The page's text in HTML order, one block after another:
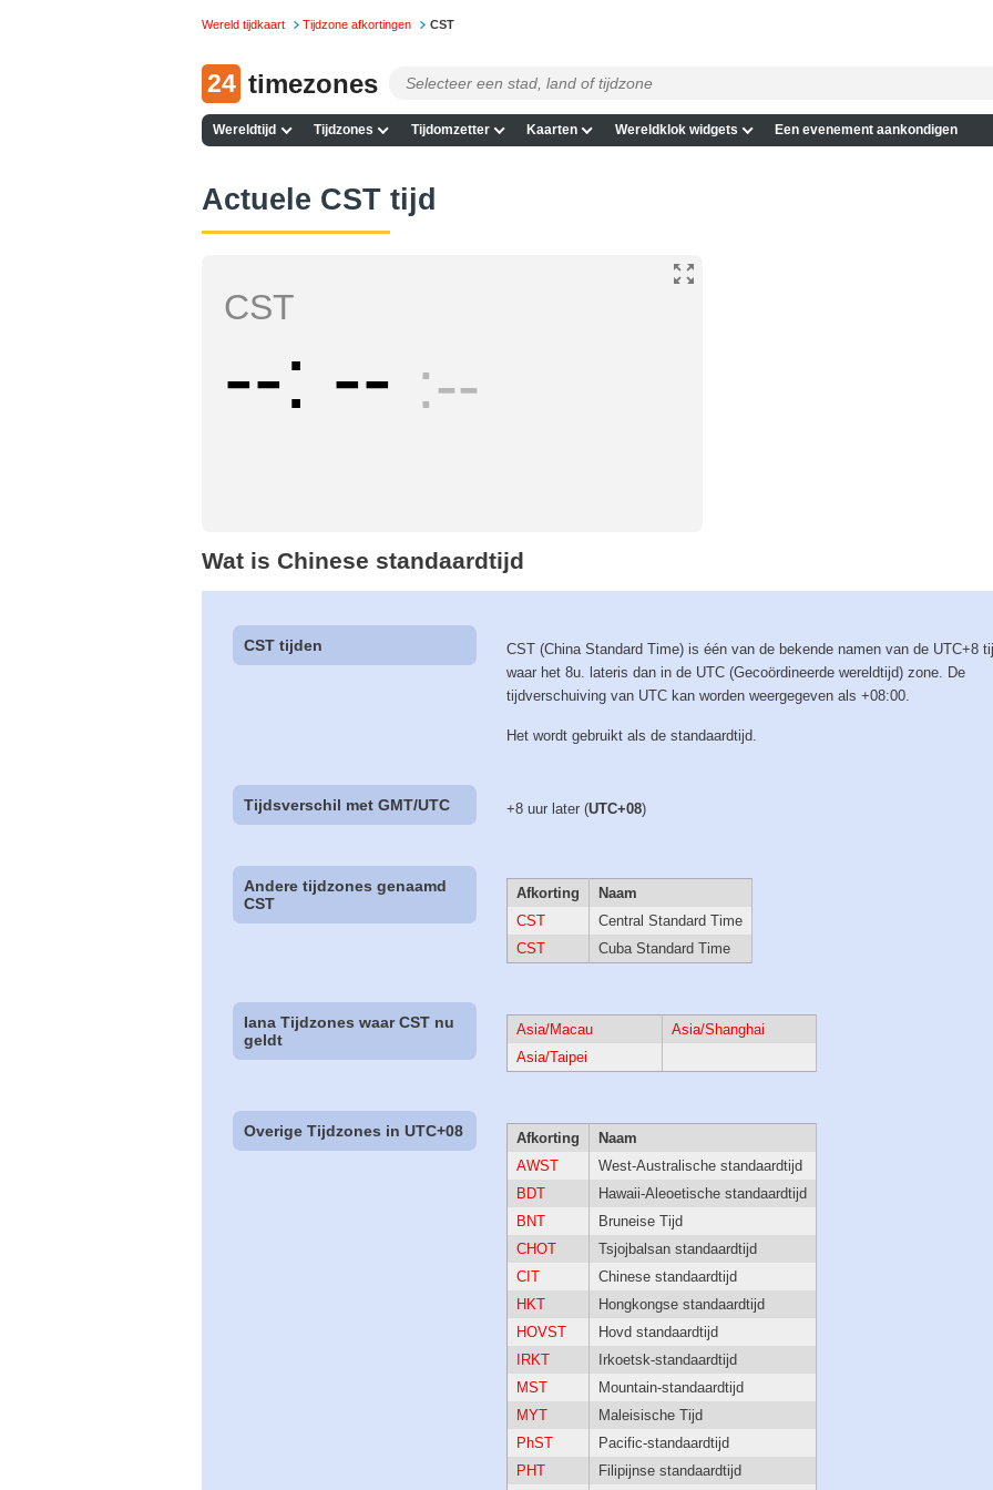
Wereld tijdkaart Tijdzone afkortingen CST
24 timezones
Wereldtijd Tijdzones Tijdomzetter Kaarten Wereldklok widgets Een evenement aankondigen
Actuele CST tijd
CST
-- -- --
Wat is Chinese standaardtijd
CST tijden
CST (China Standard Time) is één van de bekende namen van de UTC+8
waar het 8u. lateris dan in de UTC (Gecoördineerde wereldtijd) zone. De
tijdverschuiving van UTC kan worden weergegeven als +08:00.
Het wordt gebruikt als de standaardtijd.
Tijdsverschil met GMT/UTC +8 uur later (UTC+08)
Andere tijdzones genaamd
CST
Afkorting
Naam
CST
Central Standard Time
CST
Cuba Standard Time
Iana Tijdzones waar CST nu
geldt
Asia/Macau
Asia/Shanghai
Asia/Taipei
Overige Tijdzones in UTC+08 Afkorting
Naam
AWST
West-Australische standaardtijd
BDT
Hawaii-Aleoetische standaardtijd
BNT
Bruneise Tijd
CHOT
Tsjojbalsan standaardtijd
CIT
Chinese standaardtijd
HKT
Hongkongse standaardtijd
HOVST
Hovd standaardtijd
IRKT
Irkoetsk-standaardtijd
MST
Mountain-standaardtijd
MYT
Maleisische Tijd
PhST
Pacific-standaardtijd
PHT
Filipijnse standaardtijd